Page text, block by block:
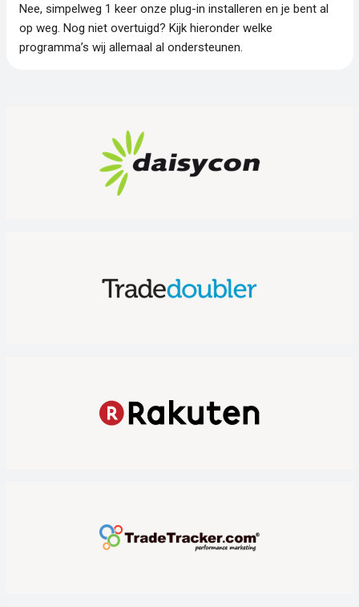
Nee, simpelweg 1 keer onze plug-in installeren en je bent al
op weg. Nog niet overtuigd? Kijk hieronder welke
programma’s wij allemaal al ondersteunen.